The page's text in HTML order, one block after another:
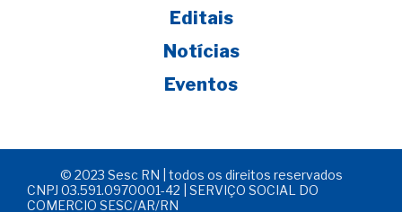
Editais
Notícias
Eventos
© 2023 Sesc RN | todos os direitos reservados
CNPJ 03.591.0970001-42 | SERVIÇO SOCIAL DO
COMERCIO SESC/AR/RN